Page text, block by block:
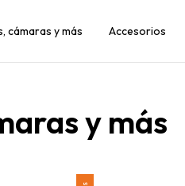
cámaras y más Accesorios
y más